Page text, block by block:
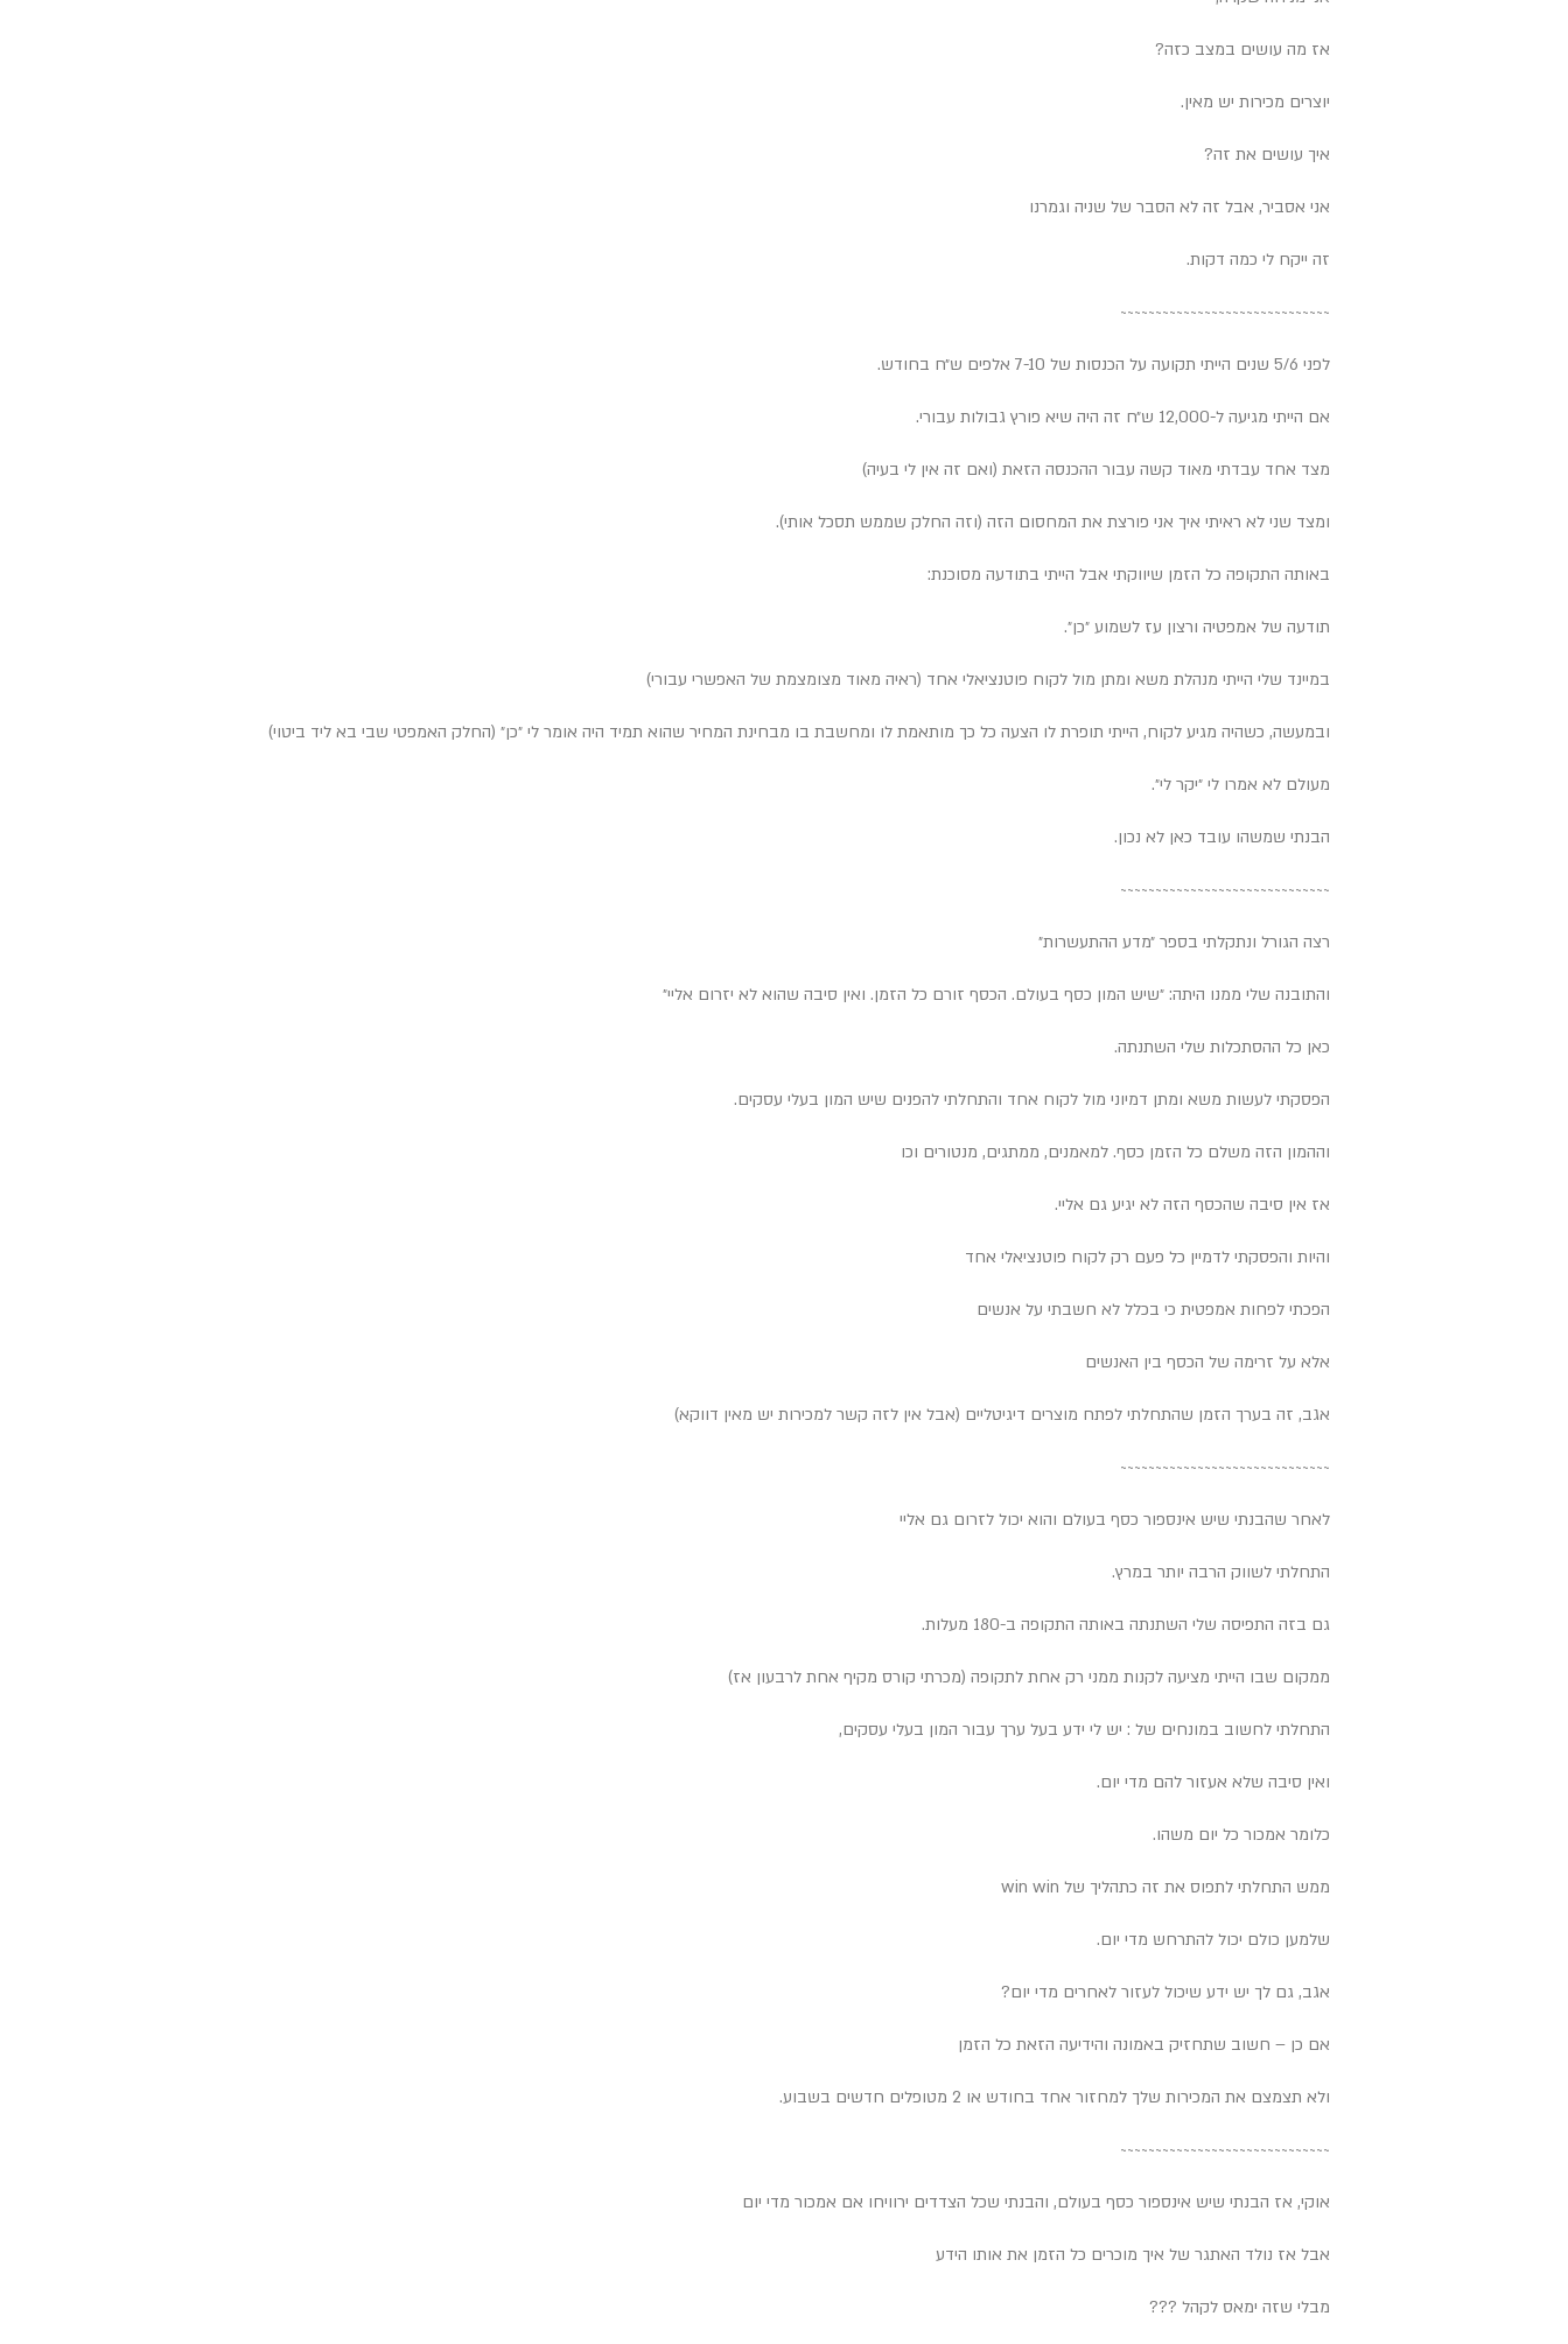
אז מה עושים במצב כזה?
יוצרים מכירות יש מאין.
איך עושים את זה?
אני אסביר, אבל זה לא הסבר של שניה וגמרנו
זה ייקח לי כמה דקות.
~~~~~~~~~~~~~~~
~~~~~~~~~~~~~~~
לפני 5/6 שנים הייתי תקועה על הכנסות של 7-10 אלפים ש״ח בחודש.
אם הייתי מגיעה ל-12,000 ש״ח זה היה שיא פורץ גבולות עבורי.
מצד אחד עבדתי מאוד קשה עבור ההכנסה הזאת (ואם זה אין לי בעיה)
ומצד שני לא ראיתי איך אני פורצת את המחסום הזה (וזה החלק שממש תסכל אותי).
באותה התקופה כל הזמן שיווקתי אבל הייתי בתודעה מסוכנת:
תודעה של אמפטיה ורצון עז לשמוע ״כן״.
במיינד שלי הייתי מנהלת משא ומתן מול לקוח פוטנציאלי אחד (ראיה מאוד מצומצמת של האפשרי עבורי)
ובמעשה, כשהיה מגיע לקוח, הייתי תופרת לו הצעה כל כך מותאמת לו ומחשבת בו מבחינת המחיר שהוא תמיד היה אומר לי ״כן״ (החלק האמפטי שבי בא ליד ביטוי)
מעולם לא אמרו לי ״יקר לי״.
הבנתי שמשהו עובד כאן לא נכון.
~~~~~~~~~~~~~~~
~~~~~~~~~~~~~~~
רצה הגורל ונתקלתי בספר ״מדע ההתעשרות״
והתובנה שלי ממנו היתה: ״שיש המון כסף בעולם. הכסף זורם כל הזמן. ואין סיבה שהוא לא יזרום אליי״
כאן כל ההסתכלות שלי השתנתה.
הפסקתי לעשות משא ומתן דמיוני מול לקוח אחד והתחלתי להפנים שיש המון בעלי עסקים.
וההמון הזה משלם כל הזמן כסף. למאמנים, ממתגים, מנטורים וכו
אז אין סיבה שהכסף הזה לא יגיע גם אליי.
והיות והפסקתי לדמיין כל פעם רק לקוח פוטנציאלי אחד
הפכתי לפחות אמפטית כי בכלל לא חשבתי על אנשים
אלא על זרימה של הכסף בין האנשים
אגב, זה בערך הזמן שהתחלתי לפתח מוצרים דיגיטליים (אבל אין לזה קשר למכירות יש מאין דווקא)
~~~~~~~~~~~~~~~
~~~~~~~~~~~~~~~
לאחר שהבנתי שיש אינספור כסף בעולם והוא יכול לזרום גם אליי
התחלתי לשווק הרבה יותר במרץ.
גם בזה התפיסה שלי השתנתה באותה התקופה ב-180 מעלות.
ממקום שבו הייתי מציעה לקנות ממני רק אחת לתקופה (מכרתי קורס מקיף אחת לרבעון אז)
התחלתי לחשוב במונחים של : יש לי ידע בעל ערך עבור המון בעלי עסקים,
ואין סיבה שלא אעזור להם מדי יום.
כלומר אמכור כל יום משהו.
ממש התחלתי לתפוס את זה כתהליך של win win
שלמען כולם יכול להתרחש מדי יום.
אגב, גם לך יש ידע שיכול לעזור לאחרים מדי יום?
אם כן – חשוב שתחזיק באמונה והידיעה הזאת כל הזמן
ולא תצמצם את המכירות שלך למחזור אחד בחודש או 2 מטופלים חדשים בשבוע.
~~~~~~~~~~~~~~~
~~~~~~~~~~~~~~~
אוקי, אז הבנתי שיש אינספור כסף בעולם, והבנתי שכל הצדדים ירוויחו אם אמכור מדי יום
אבל אז נולד האתגר של איך מוכרים כל הזמן את אותו הידע
מבלי שזה ימאס לקהל ???